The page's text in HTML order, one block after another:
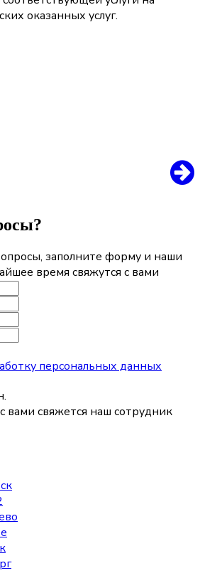
оказанных услуг.
заполните форму и наши
время свяжутся с вами
персональных данных
вами свяжется наш сотрудник